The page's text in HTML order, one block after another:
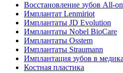
Восстановление зубов
Имплантат Lenmiriot
Имплантаты JD Evolution
Имплантаты Nobel BioСare
Имплантаты Osstem
Имплантаты Straumann
Имплантация зубов в
Костная пластика